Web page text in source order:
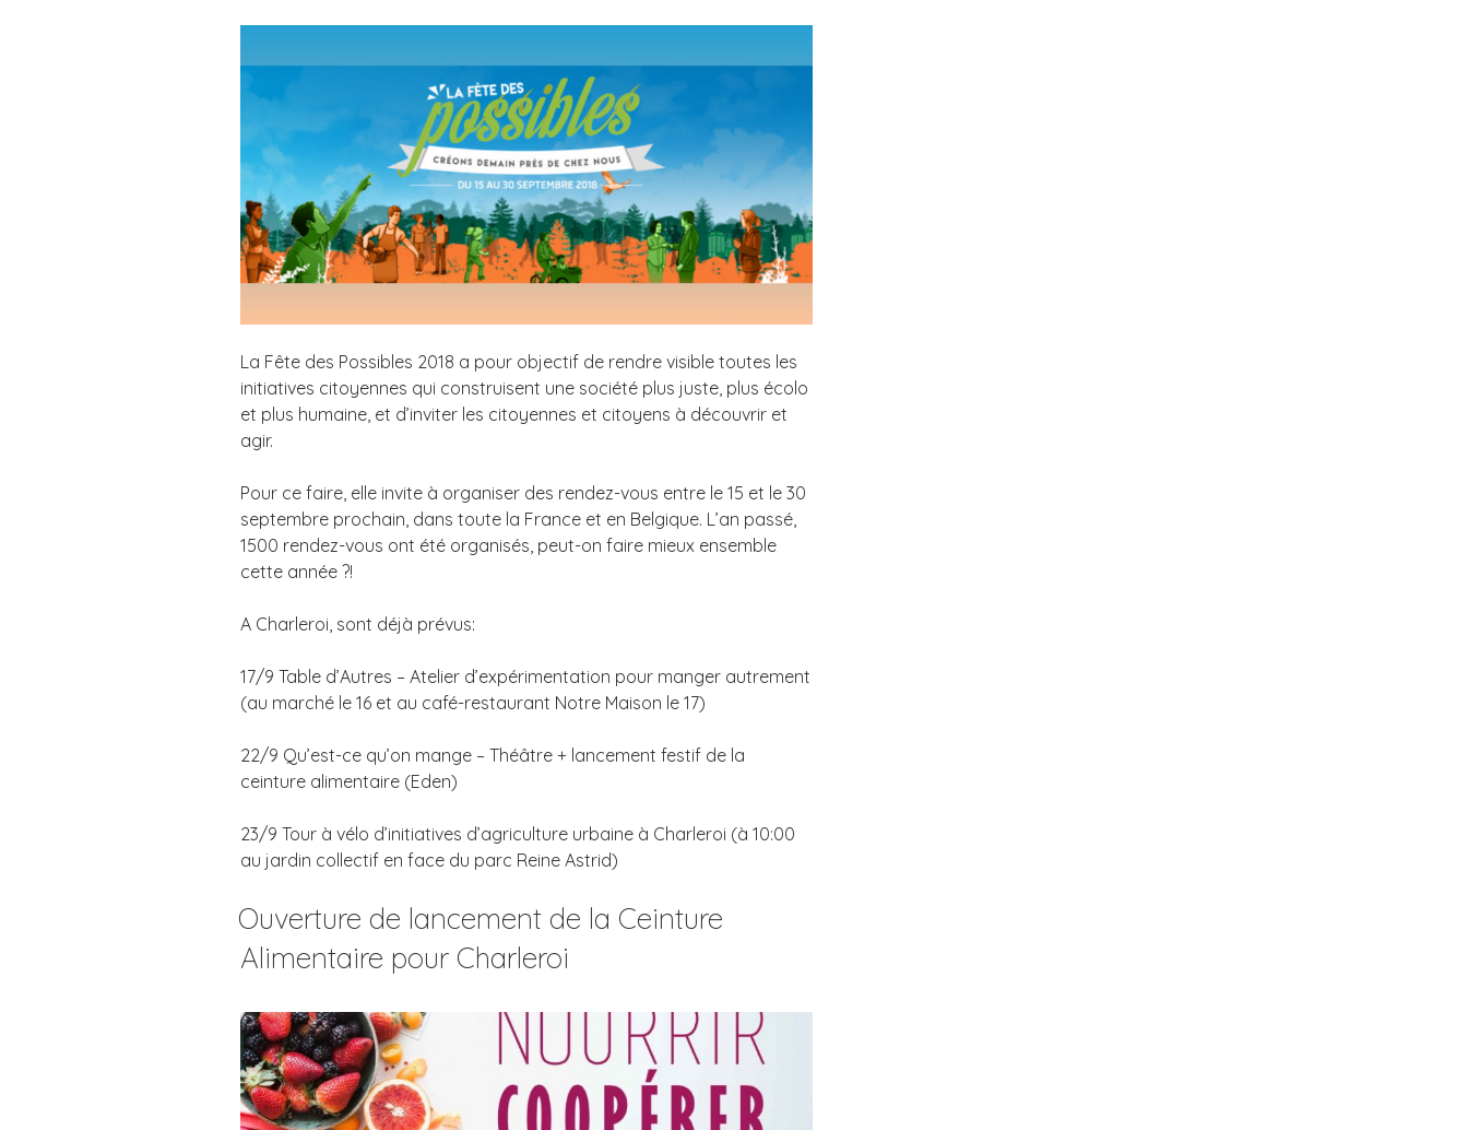
La Fête des Possibles 2018 a pour objectif de rendre visible toutes les
initiatives citoyennes qui construisent une société plus juste, plus écolo
et plus humaine, et d’inviter les citoyennes et citoyens à découvrir et
agir.
Pour ce faire, elle invite à organiser des rendez-vous entre le 15 et le 30
septembre prochain, dans toute la France et en Belgique. L’an passé,
1500 rendez-vous ont été organisés, peut-on faire mieux ensemble
cette année ?!
A Charleroi, sont déjà prévus:
17/9 Table d’Autres – Atelier d’expérimentation pour manger autrement
(au marché le 16 et au café-restaurant Notre Maison le 17)
22/9 Qu’est-ce qu’on mange – Théâtre + lancement festif de la
ceinture alimentaire (Eden)
23/9 Tour à vélo d’initiatives d’agriculture urbaine à Charleroi (à 10:00
au jardin collectif en face du parc Reine Astrid)
Ouverture de lancement de la Ceinture
Alimentaire pour Charleroi